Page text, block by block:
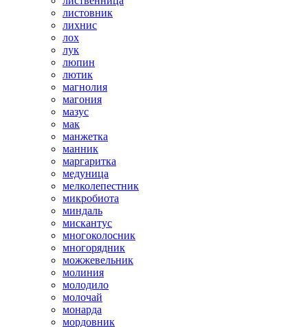
листовник
лихнис
лох
лук
люпин
лютик
магнолия
магония
мазус
мак
манжетка
манник
маргаритка
медуница
мелколепестник
микробиота
миндаль
мискантус
многоколосник
многорядник
можжевельник
молиния
молодило
молочай
монарда
мордовник